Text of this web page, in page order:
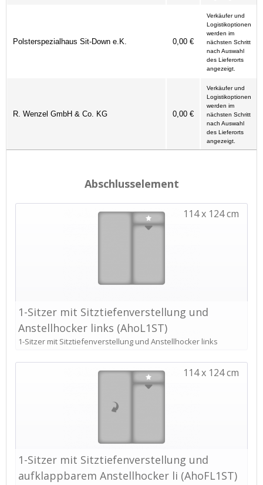
Polsterspezialhaus Sit-Down e.K. 0,00 €
Verkäufer und
Logistikoptionen
werden im
nächsten Schritt
nach Auswahl
des Lieferorts
angezeigt.
R. Wenzel GmbH & Co. KG 0,00 €
Verkäufer und
Logistikoptionen
werden im
nächsten Schritt
nach Auswahl
des Lieferorts
angezeigt.